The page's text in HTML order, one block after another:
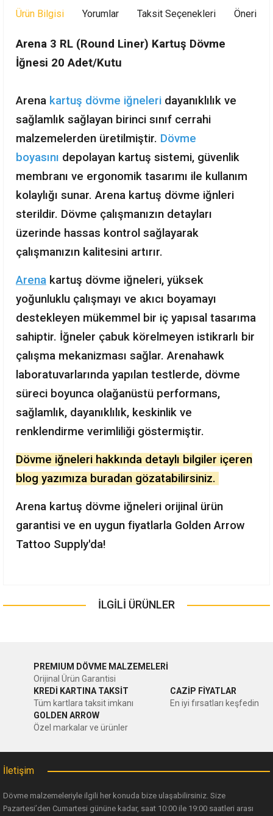
Ürün Bilgisi Yorumlar Taksit Seçenekleri
Arena 3 RL (Round Liner) Kartuş Dövme
İğnesi 20 Adet/Kutu
Arena kartuş dövme iğneleri dayanıklılık ve
sağlamlık sağlayan birinci sınıf cerrahi
malzemelerden üretilmiştir. Dövme
boyasını depolayan kartuş sistemi, güvenlik
membranı ve ergonomik tasarımı ile kullanım
kolaylığı sunar. Arena kartuş dövme iğnleri
sterildir. Dövme çalışmanızın detayları
üzerinde hassas kontrol sağlayarak
çalışmanızın kalitesini artırır.
Arena kartuş dövme iğneleri, yüksek
yoğunluklu çalışmayı ve akıcı boyamayı
destekleyen mükemmel bir iç yapısal tasarıma
sahiptir. İğneler çabuk körelmeyen istikrarlı bir
çalışma mekanizması sağlar. Arenahawk
laboratuvarlarında yapılan testlerde, dövme
süreci boyunca olağanüstü performans,
sağlamlık, dayanıklılık, keskinlik ve
renklendirme verimliliği göstermiştir.
Dövme iğneleri hakkında detaylı bilgiler içeren
blog yazımıza buradan gözatabilirsiniz.
Arena kartuş dövme iğneleri orijinal ürün
garantisi ve en uygun fiyatlarla Golden Arrow
Tattoo Supply'da!
Bu ürüne ilk yorumu siz yapın!
konularda yetersiz gördüğünüz noktaları öneri formunu
Ürün resmi kalitesiz, bozuk veya görüntülenemiyor.
Ürün açıklamasında eksik bilgiler bulunuyor.
Ürün bilgilerinde hatalar bulunuyor.
Ürün fiyatı diğer sitelerden daha pahalı.
İLGİLİ ÜRÜNLER
PREMIUM DÖVME MALZEMELERİ
Orijinal Ürün Garantisi
KREDİ KARTINA TAKSİT
Tüm kartlara taksit imkanı
CAZİP FİYATLAR
En iyi fırsatları keşfedin
GOLDEN ARROW
Özel markalar ve ürünler
İletişim
Dövme malzemeleriyle ilgili her konuda bize ulaşabilirsiniz. Size
Pazartesi’den Cumartesi gününe kadar, saat 10:00 ile 19:00 saatleri arası